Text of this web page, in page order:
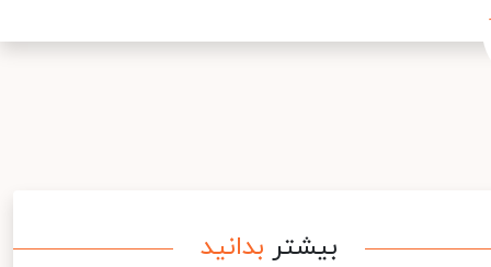
بیشتر بدانید